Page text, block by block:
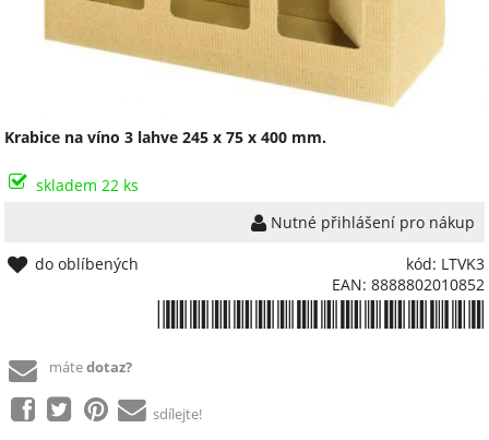
Krabice na víno 3 lahve 245 x 75 x 400 mm.
skladem 22 ks
Nutné přihlášení pro nákup
kód: LTVK3
EAN: 8888802010852
do oblíbených
mátedotaz?
sdílejte!